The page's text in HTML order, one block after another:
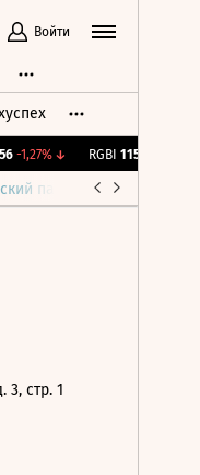
Войти
-1,27%↓ RGBI 115,39
парламент
3, стр. 1